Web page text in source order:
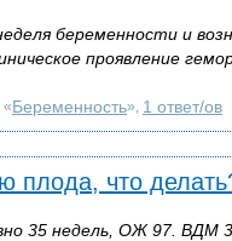
беременности и
проявление
«Беременность», 1 ответ/ов
плода, что
35 недель, ОЖ 97.